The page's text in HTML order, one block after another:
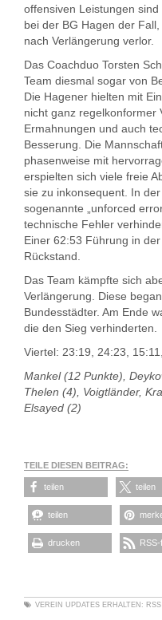
offensiven Leistungen
bei der BG Hagen der
nach Verlängerung verlor.
Das Coachduo Torsten
Team diesmal sogar von
Die Hagener hielten mit
nicht ganz regelkonformer
Ermahnungen und auch
Besserung. Die
phasenweise mit
erspielten sich viele freie
sie zu inkonsequent. In
sogenannte „unforced
technische Fehler
Einer 62:53 Führung in
Rückstand.
Das Team kämpfte sich
Verlängerung. Diese
Bundesstädter. Am Ende
die den Sieg verhinderten.
Viertel: 23:19, 24:23,
Mankel (12 Punkte),
Thelen (4), Voigtländer,
Elsayed (2)
TEILE DIESEN BEITRAG:
teilen teilen
teilen
drucken
VEREIN UPDATES ERHALTEN: